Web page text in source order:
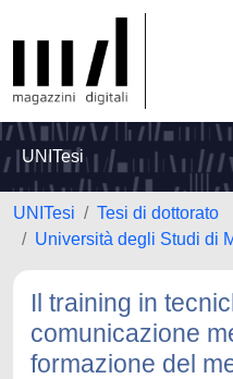
UNITesi
UNITesi
Tesi di dottorato
Università degli Studi di
Il training in
comunicazione
formazione del